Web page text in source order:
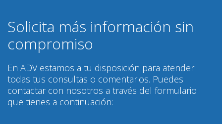
Solicita más información sin
compromiso
En ADV estamos a tu disposición para atender
todas tus consultas o comentarios. Puedes
contactar con nosotros a través del formulario
que tienes a continuación: